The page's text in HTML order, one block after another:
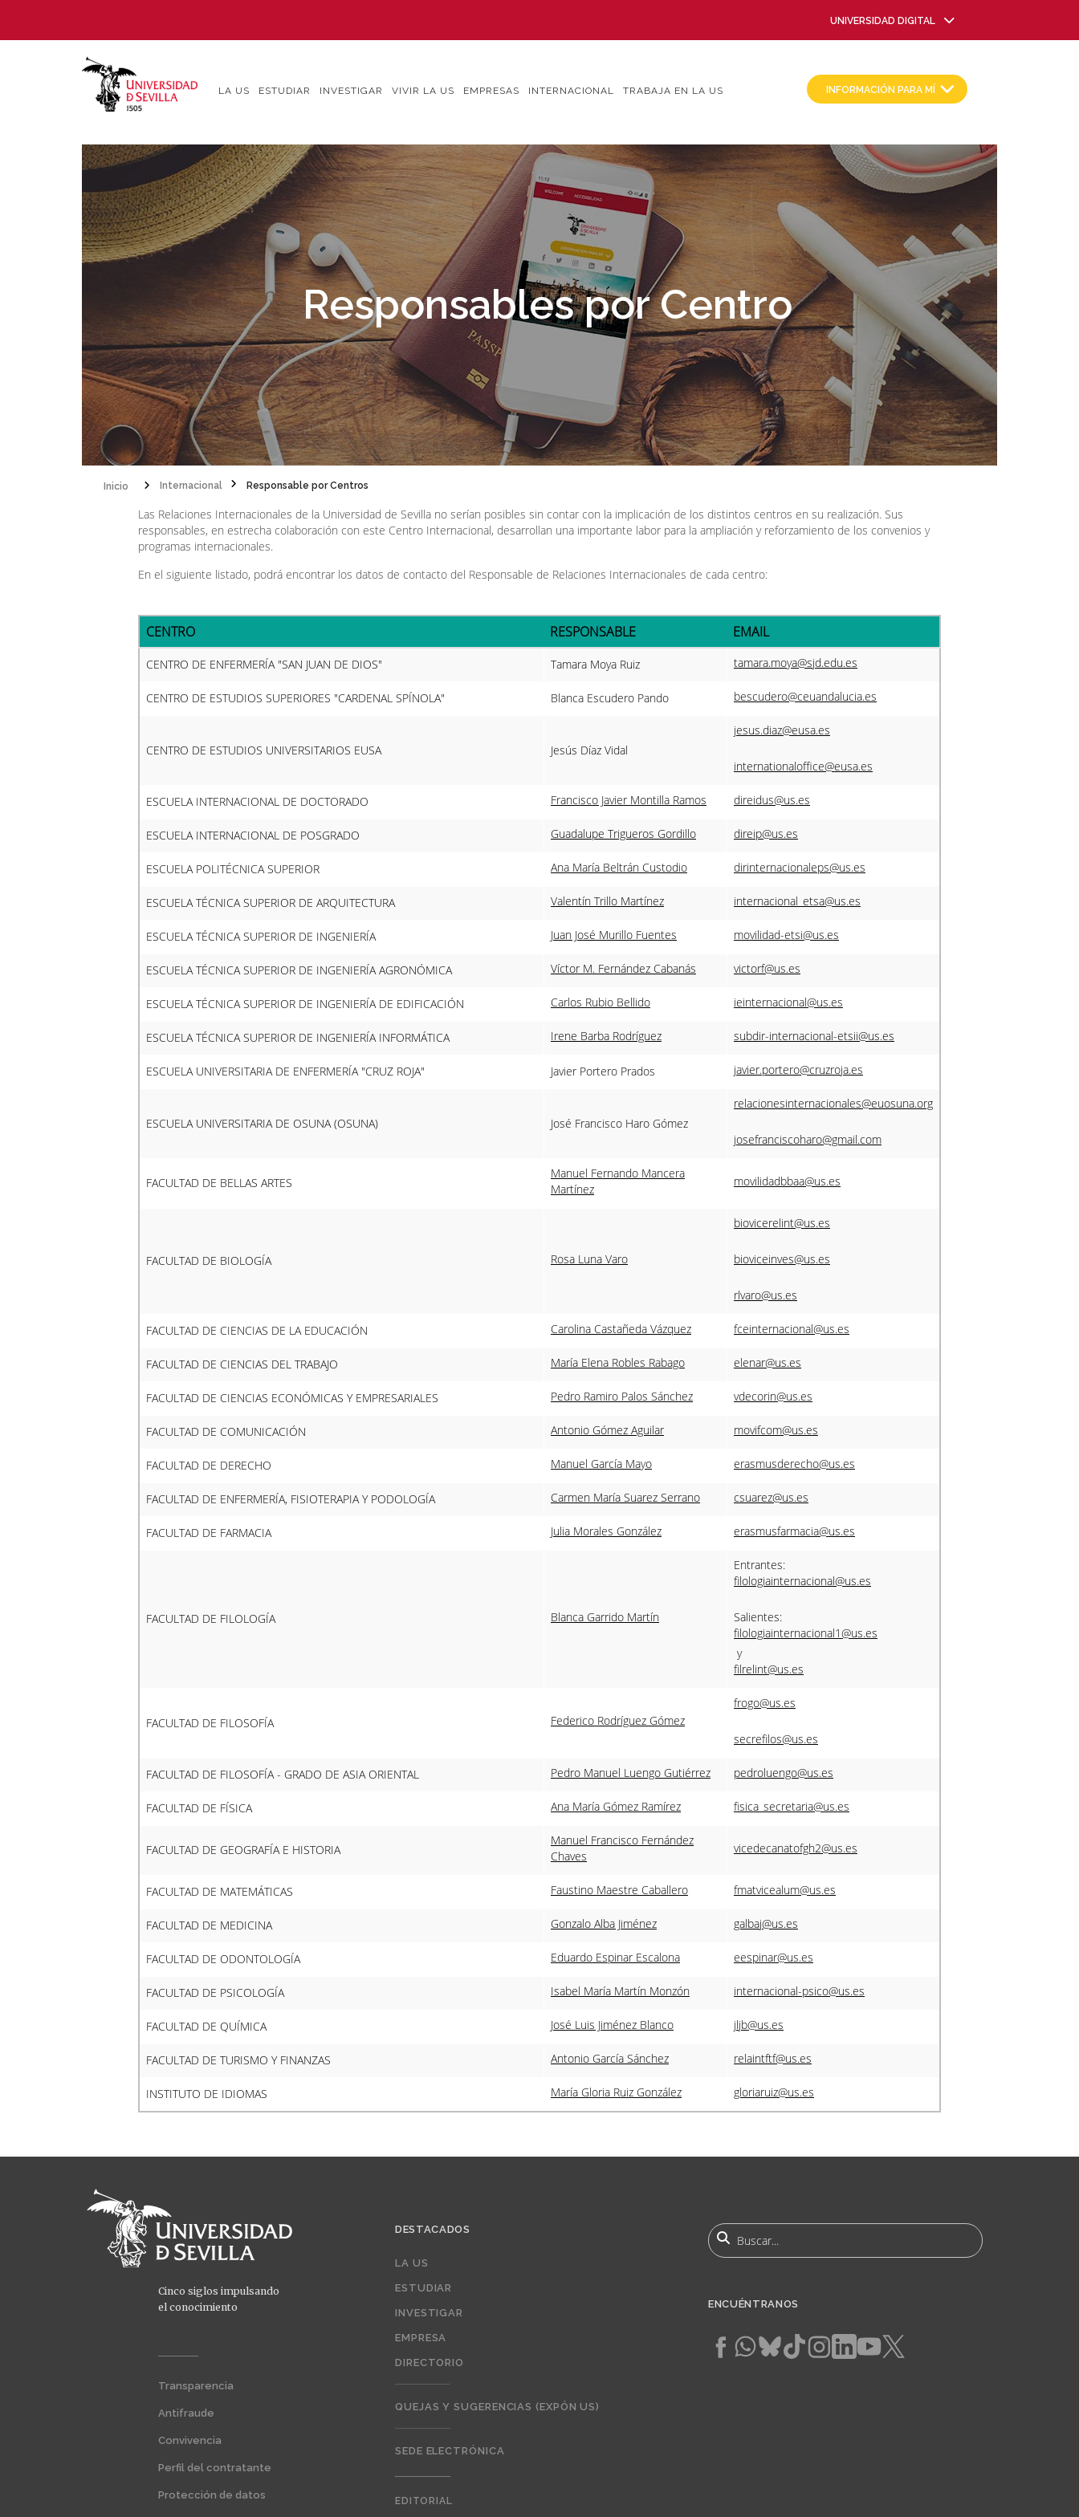
contenido
UNIVERSIDAD DIGITAL
LA US ESTUDIAR INVESTIGAR VIVIR LA US EMPRESAS INTERNACIONAL TRABAJA EN LA US INFORMACIÓN PARA MÍ
Responsables por Centro
Sobrescribir
enlaces
Internacional
Responsable por Centros
Las Relaciones Internacionales de la Universidad de Sevilla no serían posibles sin contar con la implicación de los distintos centros en su realización. Sus
responsables, en estrecha colaboración con este Centro Internacional, desarrollan una importante labor para la ampliación y reforzamiento de los convenios y
programas internacionales.
En el siguiente listado, podrá encontrar los datos de contacto del Responsable de Relaciones Internacionales de cada centro:
CENTRO RESPONSABLE EMAIL
CENTRO DE ENFERMERÍA "SAN JUAN DE DIOS" Tamara Moya Ruiz tamara.moya@sjd.edu.es
CENTRO DE ESTUDIOS SUPERIORES "CARDENAL SPÍNOLA" Blanca Escudero Pando bescudero@ceuandalucia.es
CENTRO DE ESTUDIOS UNIVERSITARIOS EUSA Jesús Díaz Vidal
jesus.diaz@eusa.es
internationaloffice@eusa.es
ESCUELA INTERNACIONAL DE DOCTORADO Francisco Javier Montilla Ramos direidus@us.es
ESCUELA INTERNACIONAL DE POSGRADO Guadalupe Trigueros Gordillo direip@us.es
ESCUELA POLITÉCNICA SUPERIOR Ana María Beltrán Custodio dirinternacionaleps@us.es
ESCUELA TÉCNICA SUPERIOR DE ARQUITECTURA Valentín Trillo Martínez internacional_etsa@us.es
ESCUELA TÉCNICA SUPERIOR DE INGENIERÍA Juan José Murillo Fuentes movilidad-etsi@us.es
ESCUELA TÉCNICA SUPERIOR DE INGENIERÍA AGRONÓMICA Víctor M. Fernández Cabanás victorf@us.es
ESCUELA TÉCNICA SUPERIOR DE INGENIERÍA DE EDIFICACIÓN Carlos Rubio Bellido ieinternacional@us.es
ESCUELA TÉCNICA SUPERIOR DE INGENIERÍA INFORMÁTICA Irene Barba Rodríguez subdir-internacional-etsii@us.es
ESCUELA UNIVERSITARIA DE ENFERMERÍA "CRUZ ROJA" Javier Portero Prados javier.portero@cruzroja.es
ESCUELA UNIVERSITARIA DE OSUNA (OSUNA) José Francisco Haro Gómez
relacionesinternacionales@euosuna.org
josefranciscoharo@gmail.com
FACULTAD DE BELLAS ARTES
Manuel Fernando Mancera
Martínez
movilidadbbaa@us.es
FACULTAD DE BIOLOGÍA Rosa Luna Varo
biovicerelint@us.es
bioviceinves@us.es
rlvaro@us.es
FACULTAD DE CIENCIAS DE LA EDUCACIÓN Carolina Castañeda Vázquez fceinternacional@us.es
FACULTAD DE CIENCIAS DEL TRABAJO María Elena Robles Rabago elenar@us.es
FACULTAD DE CIENCIAS ECONÓMICAS Y EMPRESARIALES Pedro Ramiro Palos Sánchez vdecorin@us.es
FACULTAD DE COMUNICACIÓN Antonio Gómez Aguilar movifcom@us.es
FACULTAD DE DERECHO Manuel García Mayo erasmusderecho@us.es
FACULTAD DE ENFERMERÍA, FISIOTERAPIA Y PODOLOGÍA Carmen María Suarez Serrano csuarez@us.es
FACULTAD DE FARMACIA Julia Morales González erasmusfarmacia@us.es
FACULTAD DE FILOLOGÍA Blanca Garrido Martín
Entrantes:
filologiainternacional@us.es
Salientes:
filologiainternacional1@us.es
y
filrelint@us.es
FACULTAD DE FILOSOFÍA Federico Rodríguez Gómez
frogo@us.es
secrefilos@us.es
FACULTAD DE FILOSOFÍA - GRADO DE ASIA ORIENTAL Pedro Manuel Luengo Gutiérrez pedroluengo@us.es
FACULTAD DE FÍSICA Ana María Gómez Ramírez fisica_secretaria@us.es
FACULTAD DE GEOGRAFÍA E HISTORIA
Manuel Francisco Fernández
Chaves
vicedecanatofgh2@us.es
FACULTAD DE MATEMÁTICAS Faustino Maestre Caballero fmatvicealum@us.es
FACULTAD DE MEDICINA Gonzalo Alba Jiménez galbaj@us.es
FACULTAD DE ODONTOLOGÍA Eduardo Espinar Escalona eespinar@us.es
FACULTAD DE PSICOLOGÍA Isabel María Martín Monzón internacional-psico@us.es
FACULTAD DE QUÍMICA José Luis Jiménez Blanco jljb@us.es
FACULTAD DE TURISMO Y FINANZAS Antonio García Sánchez relaintftf@us.es
INSTITUTO DE IDIOMAS María Gloria Ruiz González gloriaruiz@us.es
Cinco siglos impulsando
el conocimiento
Transparencia
Antifraude
Convivencia
Perfil del contratante
Protección de datos
DESTACADOS
LA US
ESTUDIAR
INVESTIGAR
EMPRESA
DIRECTORIO
QUEJAS Y SUGERENCIAS (EXPÓN US)
SEDE ELECTRÓNICA
EDITORIAL
Buscar
ENCUÉNTRANOS